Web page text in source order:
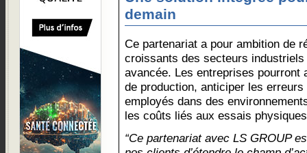
demain
Ce partenariat a pour ambition de
croissants des secteurs
avancée. Les entreprises
de production, anticiper les
employés dans des
les coûts liés aux essais
“Ce partenariat avec LS GROUP